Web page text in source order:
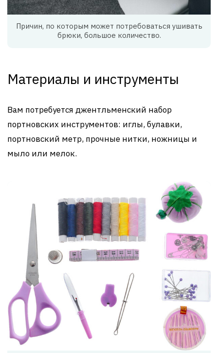
Причин, по которым может потребоваться ушивать
брюки, большое количество.
Материалы и инструменты
Вам потребуется джентльменский набор
портновских инструментов: иглы, булавки,
портновский метр, прочные нитки, ножницы и
мыло или мелок.